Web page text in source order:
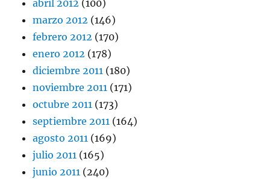
abril 2012 (100)
marzo 2012 (146)
febrero 2012 (170)
enero 2012 (178)
diciembre 2011 (180)
noviembre 2011 (171)
octubre 2011 (173)
septiembre 2011 (164)
agosto 2011 (169)
julio 2011 (165)
junio 2011 (240)